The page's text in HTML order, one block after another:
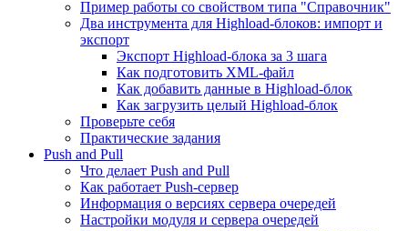
Пример работы со свойством типа "Справочник"
Два инструмента для Highload-блоков: импорт и
экспорт
Экспорт Highload-блока за 3 шага
Как подготовить XML-файл
Как добавить данные в Highload-блок
Как загрузить целый Highload-блок
Проверьте себя
Практические задания
Push and Pull
Что делает Push and Pull
Как работает Push-сервер
Информация о версиях сервера очередей
Настройки модуля и сервера очередей